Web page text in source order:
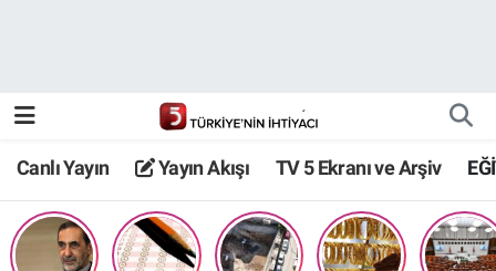
Canlı Yayın Yayın Akışı TV 5 Ekranı ve Arşiv
TV 5 Ekranı ve Arşiv